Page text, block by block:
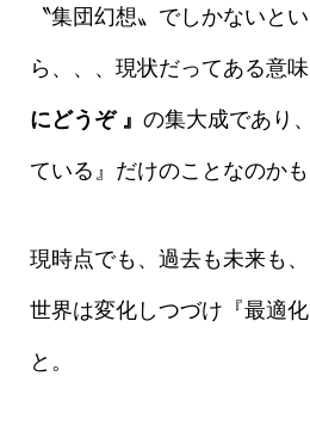
〝集団幻想〟でしかないと
ら、、、現状だってある意味
にどうぞ 』 の集大成であり
ている』だけのことなのかも
現時点でも、過去も未来も
世界は変化しつづけ『最適化
と。